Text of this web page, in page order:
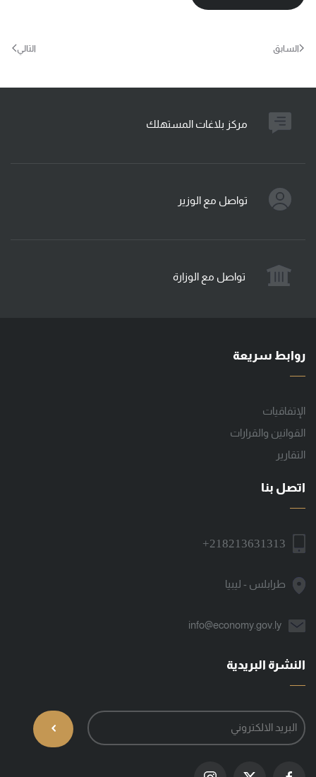
السابق التالي
مركز بلاغات المستهلك
تواصل مع الوزير
تواصل مع الوزارة
روابط سريعة
الإتفاقيات
القوانين والقرارات
التقارير
اتصل بنا
+218213631313
طرابلس - ليبيا
info@economy.gov.ly
النشرة البريدية